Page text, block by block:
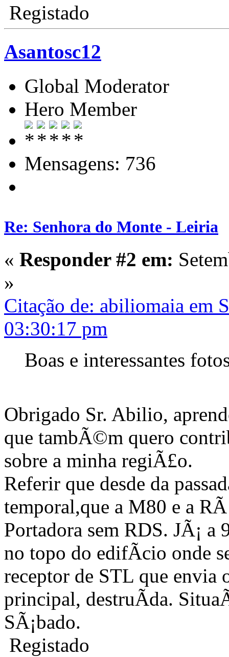
Registado
Asantosc12
Global Moderator
Hero Member
Mensagens: 736
Re: Senhora do Monte - Leiria
« Responder #2 em:
»
Citação de: abiliomaia em
03:30:17 pm
Boas e interessantes
Obrigado Sr. Abilio,
que tambÃ©m quero
sobre a minha regiÃ£o.
Referir que desde da
temporal,que a M80 e a
Portadora sem RDS. JÃ¡
no topo do edifÃ­cio onde
receptor de STL que envia
principal, destruÃ­da.
SÃ¡bado.
Registado